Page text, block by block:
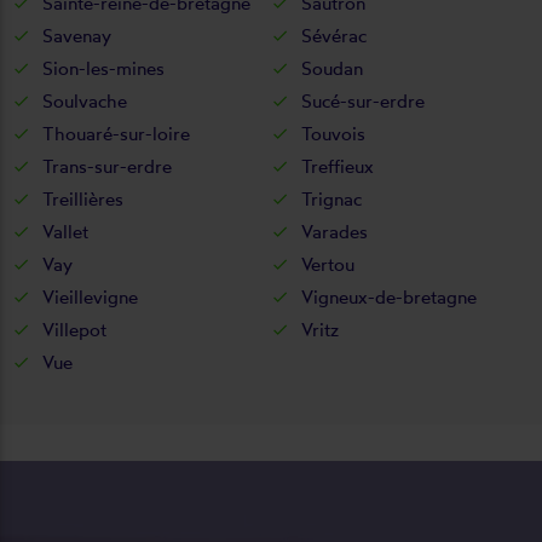
Savenay
Sévérac
Sion-les-mines
Soudan
Soulvache
Sucé-sur-erdre
Thouaré-sur-loire
Touvois
Trans-sur-erdre
Treffieux
Treillières
Trignac
Vallet
Varades
Vay
Vertou
Vieillevigne
Vigneux-de-bretagne
Villepot
Vritz
Vue